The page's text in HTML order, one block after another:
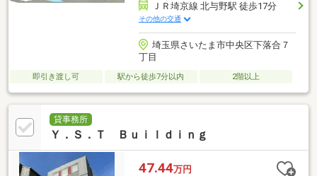
ＪＲ埼京線 北与野駅 徒歩17分
その他の交通
埼玉県さいたま市中央区下落合７
丁目
即引き渡し可 駅から徒歩7分以内 2階以上
貸事務所
Ｙ．Ｓ．Ｔ Ｂｕｉｌｄｉｎｇ
47.44万円